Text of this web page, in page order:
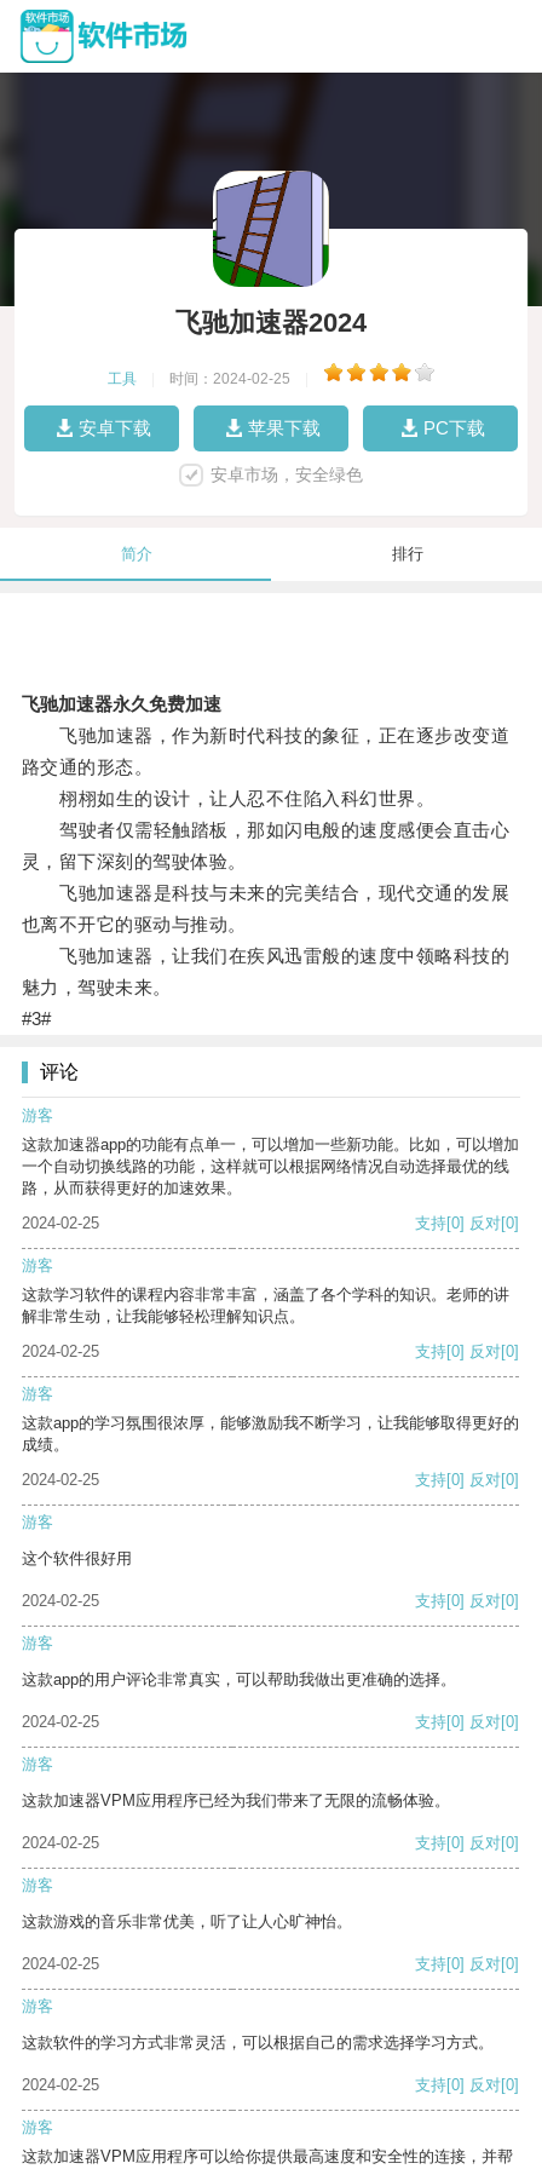
飞驰加速器2024
工具 时间：2024-02-25
安卓下载 苹果下载 PC下载
安卓市场，安全绿色
简介 排行
飞驰加速器永久免费加速
飞驰加速器，作为新时代科技的象征，正在逐步改变道
路交通的形态。
栩栩如生的设计，让人忍不住陷入科幻世界。
驾驶者仅需轻触踏板，那如闪电般的速度感便会直击心
灵，留下深刻的驾驶体验。
飞驰加速器是科技与未来的完美结合，现代交通的发展
也离不开它的驱动与推动。
飞驰加速器，让我们在疾风迅雷般的速度中领略科技的
魅力，驾驶未来。
#3#
评论
游客
这款加速器app的功能有点单一，可以增加一些新功能。比如，可以增加
一个自动切换线路的功能，这样就可以根据网络情况自动选择最优的线
路，从而获得更好的加速效果。
2024-02-25
支持[0] 反对[0]
游客
这款学习软件的课程内容非常丰富，涵盖了各个学科的知识。老师的讲
解非常生动，让我能够轻松理解知识点。
2024-02-25
支持[0] 反对[0]
游客
这款app的学习氛围很浓厚，能够激励我不断学习，让我能够取得更好的
成绩。
2024-02-25
支持[0] 反对[0]
游客
这个软件很好用
2024-02-25 支持[0] 反对[0]
游客
这款app的用户评论非常真实，可以帮助我做出更准确的选择。
2024-02-25 支持[0] 反对[0]
游客
这款加速器VPM应用程序已经为我们带来了无限的流畅体验。
2024-02-25 支持[0] 反对[0]
游客
这款游戏的音乐非常优美，听了让人心旷神怡。
2024-02-25 支持[0] 反对[0]
游客
这款软件的学习方式非常灵活，可以根据自己的需求选择学习方式。
2024-02-25 支持[0] 反对[0]
游客
这款加速器VPM应用程序可以给你提供最高速度和安全性的连接，并帮